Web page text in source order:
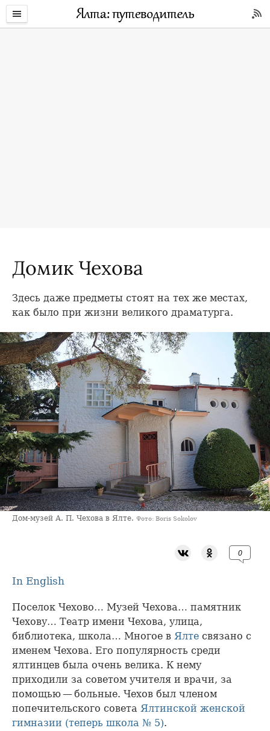
Домик Чехова
Здесь даже предметы стоят на тех же местах,
как было при жизни великого драматурга.
Дом-музей А. П. Чехова в Ялте. Фото: Boris Sokolov
0
In English
Поселок Чехово… Музей Чехова… памятник
Чехову… Театр имени Чехова, улица,
библиотека, школа… Многое в Ялте связано с
именем Чехова. Его популярность среди
ялтинцев была очень велика. К нему
приходили за советом учителя и врачи, за
помощью — больные. Чехов был членом
попечительского совета Ялтинской женской
гимназии (теперь школа № 5).